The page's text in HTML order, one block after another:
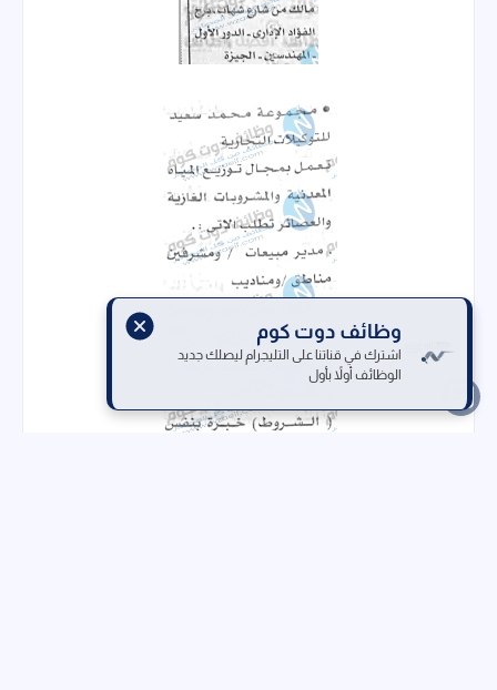
وظائف دوت كوم
اشترك في قناتنا على التليجرام ليصلك جديد
الوظائف أولاً بأول